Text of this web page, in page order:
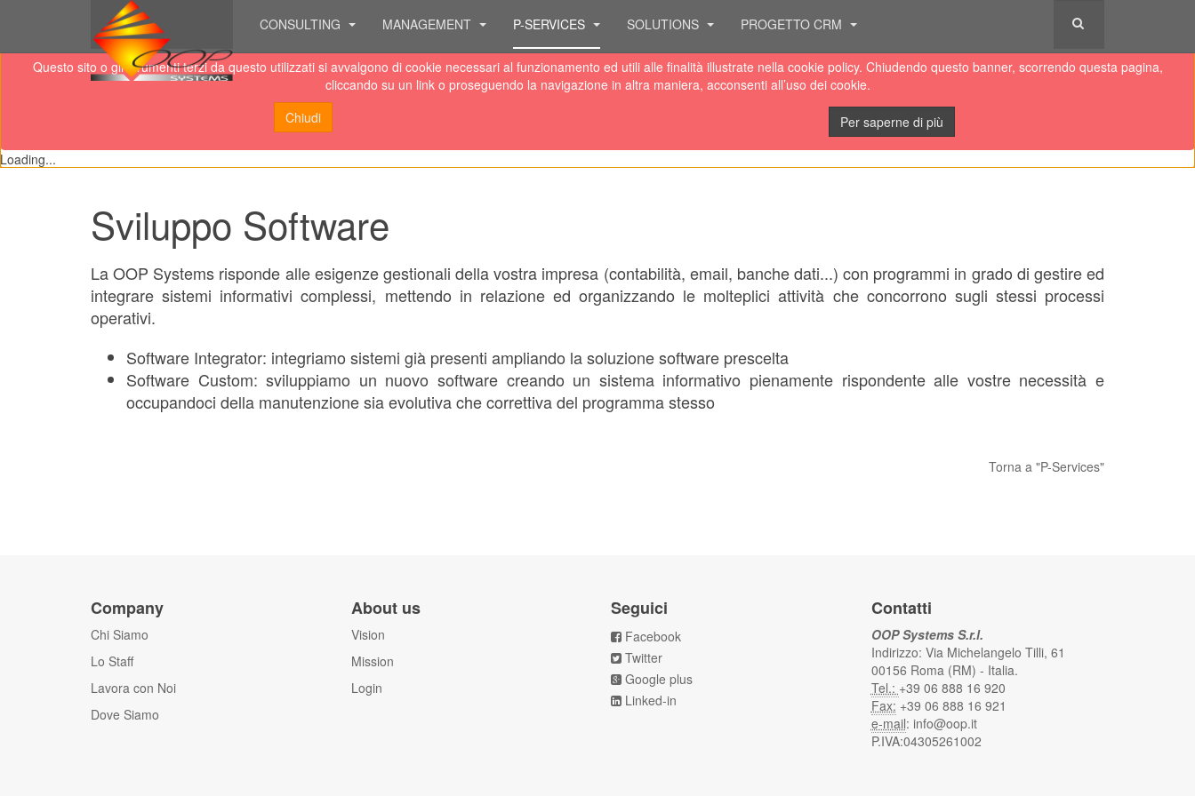
Questo sito o gli strumenti terzi da questo utilizzati si avvalgono di cookie necessari al funzionamento ed utili alle finalità illustrate nella cookie policy. Chiudendo questo banner, scorrendo questa pagina,
cliccando su un link o proseguendo la navigazione in altra maniera, acconsenti all’uso dei cookie.
Chiudi
Per saperne di più
Loading...
CONSULTING MANAGEMENT P-SERVICES SOLUTIONS PROGETTO CRM
Sviluppo Software
La OOP Systems risponde alle esigenze gestionali della vostra impresa (contabilità, email, banche dati...) con programmi in grado di gestire ed
integrare sistemi informativi complessi, mettendo in relazione ed organizzando le molteplici attività che concorrono sugli stessi processi
operativi.
Software Integrator: integriamo sistemi già presenti ampliando la soluzione software prescelta
Software Custom: sviluppiamo un nuovo software creando un sistema informativo pienamente rispondente alle vostre necessità e
occupandoci della manutenzione sia evolutiva che correttiva del programma stesso
Torna a "P-Services"
Company
Chi Siamo
Lo Staff
Lavora con Noi
Dove Siamo
About us
Vision
Mission
Login
Seguici
Facebook
Twitter
Google plus
Linked-in
Contatti
OOP Systems S.r.l.
Indirizzo: Via Michelangelo Tilli, 61
00156 Roma (RM) - Italia.
Tel.: +39 06 888 16 920
Fax: +39 06 888 16 921
e-mail: info@oop.it
P.IVA:04305261002